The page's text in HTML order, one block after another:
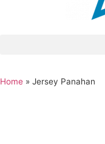
Home » Jersey Panahan